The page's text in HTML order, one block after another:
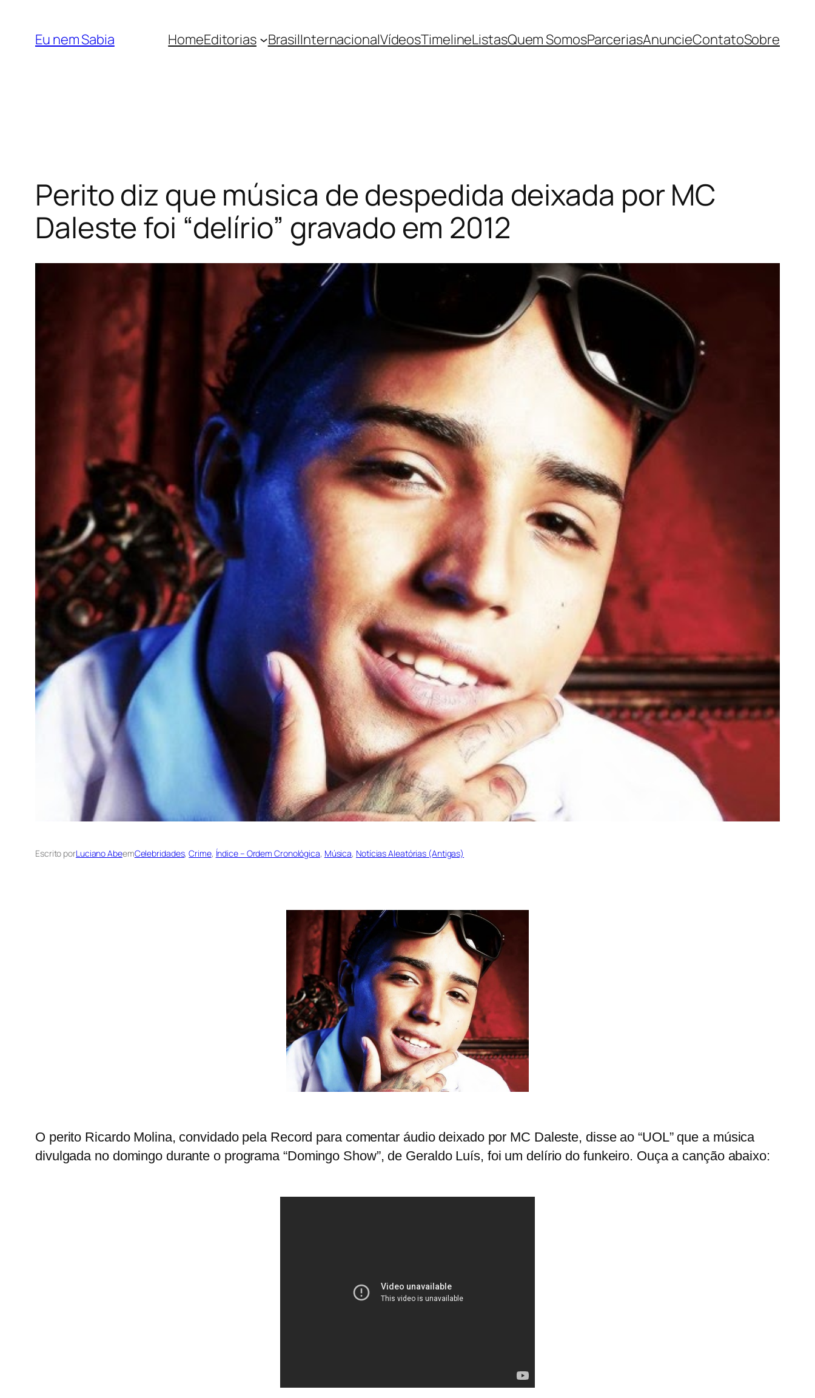
Eu nem Sabia HomeEditorias BrasilInternacionalVídeosTimelineListasQuem SomosParceriasAnuncieContatoSobre
Perito diz que música de despedida deixada por MC
Daleste foi “delírio” gravado em 2012
Escrito porLuciano AbeemCelebridades, Crime, Índice – Ordem Cronológica, Música, Notícias Aleatórias (Antigas)
O perito Ricardo Molina, convidado pela Record para comentar áudio deixado por MC Daleste, disse ao “UOL” que a música
divulgada no domingo durante o programa “Domingo Show”, de Geraldo Luís, foi um delírio do funkeiro. Ouça a canção abaixo: